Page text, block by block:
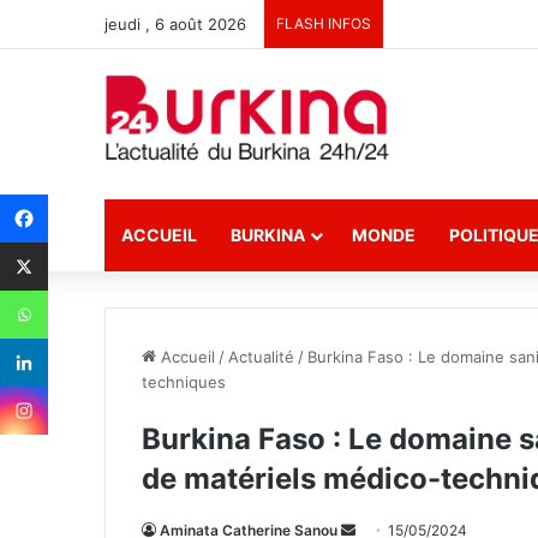
jeudi , 6 août 2026 FLASH INFOS
ACCUEIL BURKINA MONDE POLITIQUE
Accueil / Actualité / Burkina Faso : Le domaine
techniques
Burkina Faso : Le domaine
de matériels médico-
Aminata Catherine Sanou 15/05/2024